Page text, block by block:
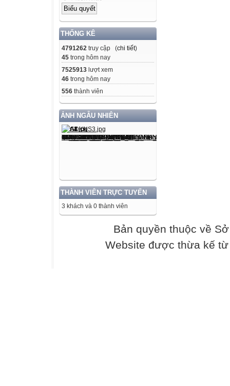
THỐNG KÊ
4791262 truy cập (chi tiết)
45 trong hôm nay
7525913 lượt xem
46 trong hôm nay
556 thành viên
ẢNH NGẪU NHIÊN
THÀNH VIÊN TRỰC TUYẾN
3 khách và 0 thành viên
A 
Bản quyền thuộc về
Website được thừa kế